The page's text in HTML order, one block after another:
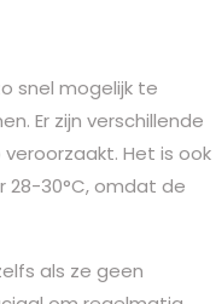
snel mogelijk te
Er zijn verschillende
Het is ook
30°C, omdat de
als ze geen